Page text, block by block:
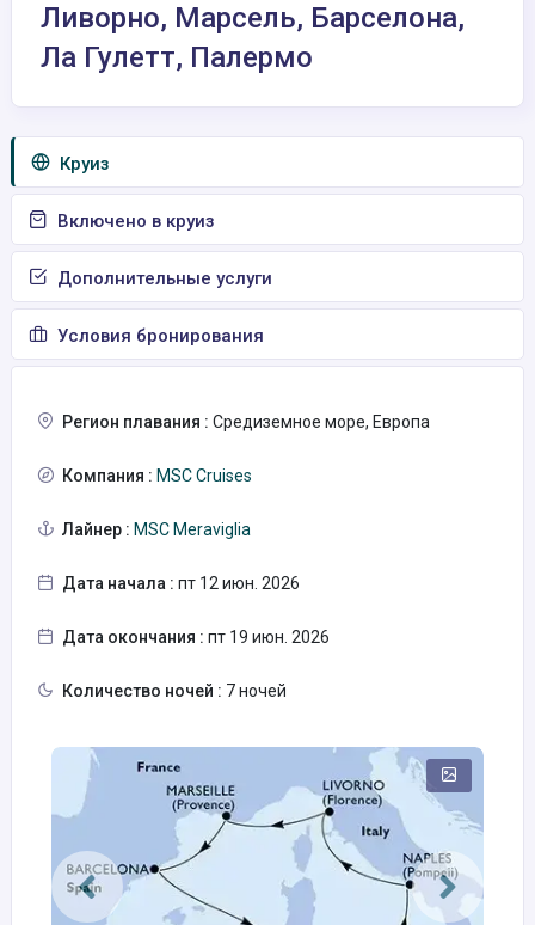
Ливорно, Марсель, Барселона,
Ла Гулетт, Палермо
Круиз
Включено в круиз
Дополнительные услуги
Условия бронирования
Регион плавания : Средиземное море, Европа
Компания : MSC Cruises
Лайнер : MSC Meraviglia
Дата начала : пт 12 июн. 2026
Дата окончания : пт 19 июн. 2026
Количество ночей : 7 ночей